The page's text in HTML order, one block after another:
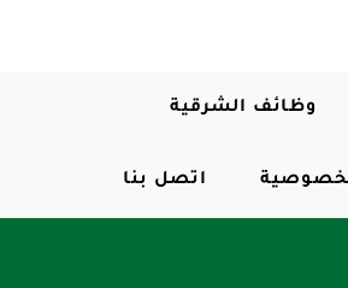
وظائف الشرقية
اتصل بنا